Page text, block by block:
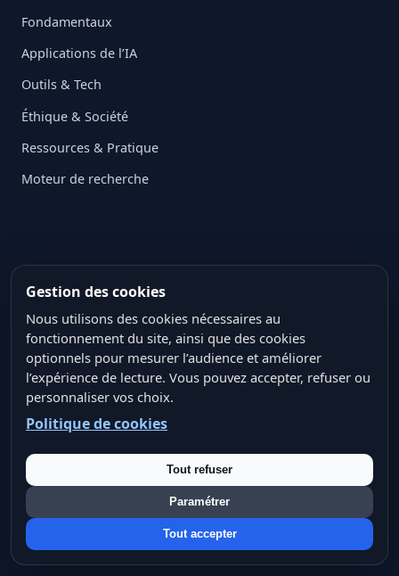
Fondamentaux
Applications de l’IA
Outils & Tech
Éthique & Société
Ressources & Pratique
Moteur de recherche
Pages utiles
Contact
Services IA & Data
Plan du site thématique
Mentions légales
Politique de confidentialité
Politique des cookies
Conditions générales d’utilisation
Gestion des cookies
Nous utilisons des cookies nécessaires au
fonctionnement du site, ainsi que des cookies
optionnels pour mesurer l’audience et améliorer
l’expérience de lecture. Vous pouvez accepter, refuser ou
personnaliser vos choix.
Politique de cookies
Tout refuser
Paramétrer
Tout accepter